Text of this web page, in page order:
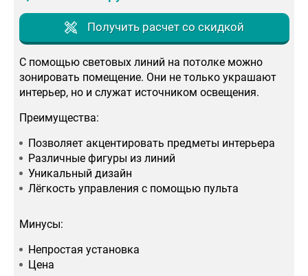
Получить расчет со скидкой
С помощью световых линий на потолке можно
зонировать помещение. Они не только украшают
интерьер, но и служат источником освещения.
Преимущества:
Позволяет акцентировать предметы интерьера
Различные фигуры из линий
Уникальный дизайн
Лёгкость управления с помощью пульта
Минусы:
Непростая установка
Цена